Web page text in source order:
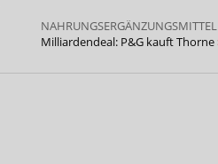
NAHRUNGSERGÄNZUNGSMITTEL
Milliardendeal: P&G kauft Thorne